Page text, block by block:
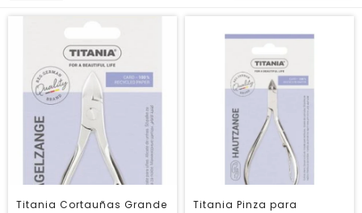
Titania Cortauñas Grande
Titania Pinza para